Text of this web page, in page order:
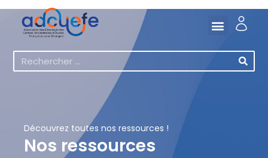
Découvrez toutes nos ressources !
Nos ressources